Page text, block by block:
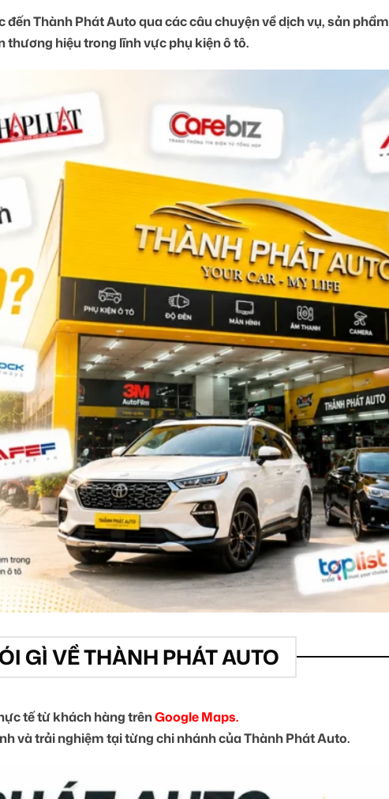
đến Thành Phát Auto qua các câu chuyện về dịch vụ, sản phẩm
thương hiệu trong lĩnh vực phụ kiện ô tô.
GÌ VỀ THÀNH PHÁT AUTO
tế từ khách hàng trênGoogle Maps.
và trải nghiệm tại từng chi nhánh của Thành Phát Auto.